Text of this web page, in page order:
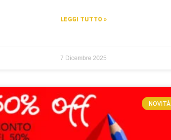
LEGGI TUTTO »
7 Dicembre 2025
NOVITÀ